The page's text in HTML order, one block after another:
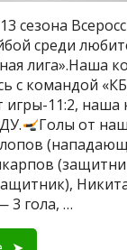
сезона
среди
лига».Наша
с командой
игры-11:2, наша
Голы от
3 гола, …